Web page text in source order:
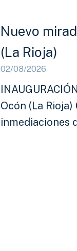
Nuevo
(La Rioja)
02/08/2026
Ocón (La
inmediaciones